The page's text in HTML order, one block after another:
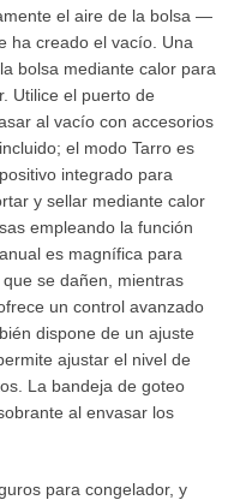
el aire de la bolsa —
ha creado el vacío. Una
bolsa mediante calor para
Utilice el puerto de
al vacío con accesorios
el modo Tarro es
integrado para
y sellar mediante calor
empleando la función
es magnífica para
se dañen, mientras
un control avanzado
dispone de un ajuste
ajustar el nivel de
La bandeja de goteo
al envasar los
para congelador, y